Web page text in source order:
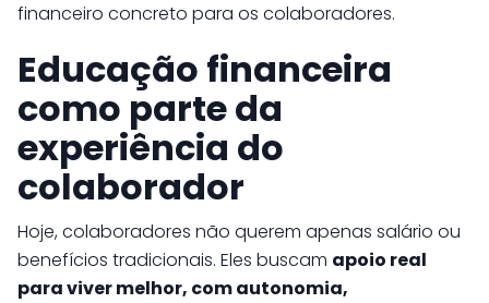
financeiro concreto para os colaboradores.
Educação financeira
como parte da
experiência do
colaborador
Hoje, colaboradores não querem apenas salário ou
benefícios tradicionais. Eles buscam apoio real
para viver melhor, com autonomia,